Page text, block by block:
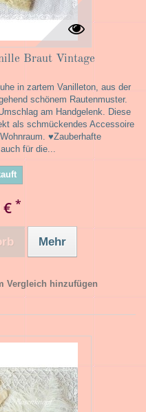
Braut Vintage
in zartem Vanilleton, aus der
schönem Rautenmuster.
am Handgelenk. Diese
als schmückendes Accessoire
♥Zauberhafte
für die...
€ *
Mehr
Vergleich hinzufügen